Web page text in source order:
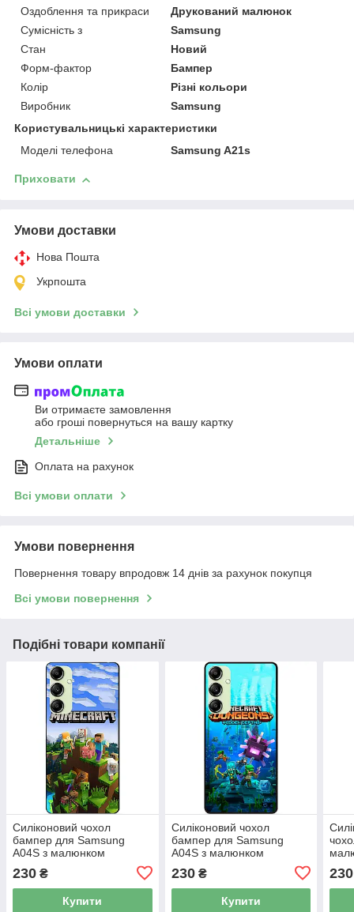
Оздоблення та прикраси
Друкований малюнок
Сумісність з
Samsung
Стан
Новий
Форм-фактор
Бампер
Колір
Різні кольори
Виробник
Samsung
Користувальницькі характеристики
Моделі телефона
Samsung A21s
Приховати
Умови доставки
Нова Пошта
Укрпошта
Всі умови доставки
Умови оплати
Ви отримаєте замовлення
або гроші повернуться на вашу картку
Детальніше
Оплата на рахунок
Всі умови оплати
Умови повернення
Повернення товару впродовж 14 днів за рахунок покупця
Всі умови повернення
Подібні товари компанії
Силіконовий чохол
бампер для Samsung
A04S з малюнком
230 ₴
Купити
Силіконовий чохол
бампер для Samsung
A04S з малюнком
230₴
Купити
230